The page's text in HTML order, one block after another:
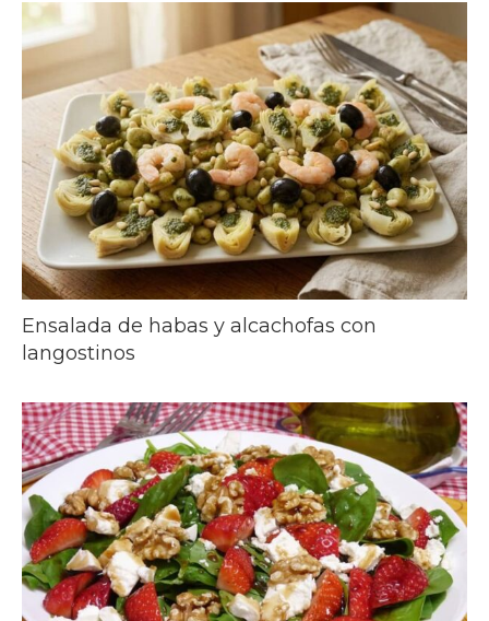
Ensalada de habas y alcachofas con
langostinos